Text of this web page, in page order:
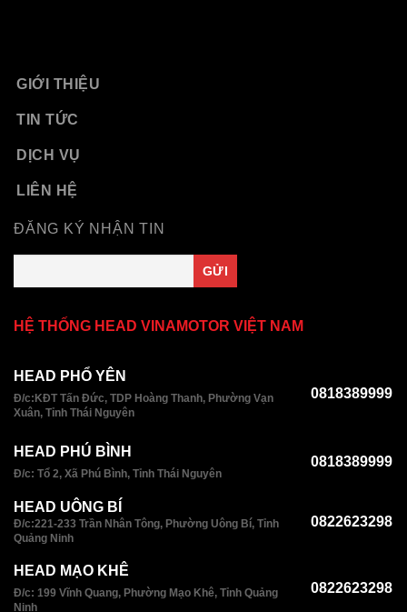
GIỚI THIỆU
TIN TỨC
DỊCH VỤ
LIÊN HỆ
ĐĂNG KÝ NHẬN TIN
HỆ THỐNG HEAD VINAMOTOR VIỆT NAM
HEAD PHỔ YÊN
Đ/c:KĐT Tấn Đức, TDP Hoàng Thanh, Phường Vạn
Xuân, Tỉnh Thái Nguyên
0818389999
HEAD PHÚ BÌNH
Đ/c: Tổ 2, Xã Phú Bình, Tỉnh Thái Nguyên
0818389999
HEAD UÔNG BÍ
Đ/c:221-233 Trần Nhân Tông, Phường Uông Bí, Tỉnh
Quảng Ninh
0822623298
HEAD MẠO KHÊ
Đ/c: 199 Vĩnh Quang, Phường Mạo Khê, Tỉnh Quảng
Ninh
0822623298